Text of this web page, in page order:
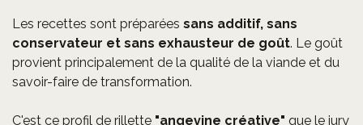
Les recettes sont préparées sans additif, sans
conservateur et sans exhausteur de goût. Le goût
provient principalement de la qualité de la viande et du
savoir-faire de transformation.
C'est ce profil de rillette "angevine créative" que le jury